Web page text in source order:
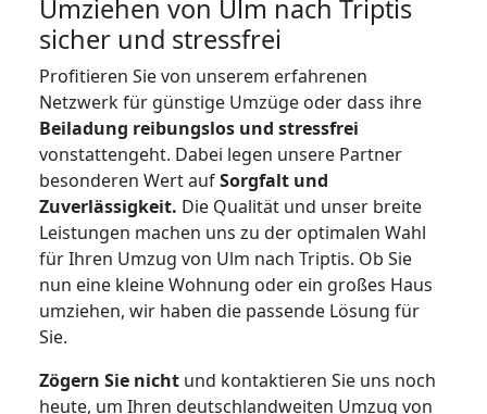
Umziehen von Ulm nach Triptis
sicher und stressfrei
Profitieren Sie von unserem erfahrenen
Netzwerk für günstige Umzüge oder dass ihre
Beiladung reibungslos und stressfrei
vonstattengeht. Dabei legen unsere Partner
besonderen Wert aufSorgfalt und
Zuverlässigkeit. Die Qualität und unser breite
Leistungen machen uns zu der optimalen Wahl
für Ihren Umzug von Ulm nach Triptis. Ob Sie
nun eine kleine Wohnung oder ein großes Haus
umziehen, wir haben die passende Lösung für
Sie.
Zögern Sie nicht und kontaktieren Sie uns noch
heute, um Ihren deutschlandweiten Umzug von